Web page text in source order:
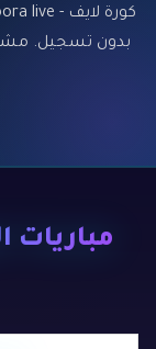
بدون تسجيل.